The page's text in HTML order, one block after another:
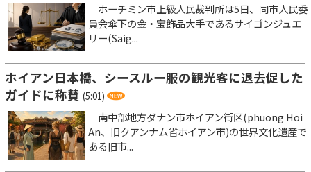
ホーチミン市上級人民裁判所は5日、同市人民委
員会傘下の金・宝飾品大手であるサイゴンジュエ
リー(Saig...
ホイアン日本橋、シースルー服の観光客に退去促した
ガイドに称賛 (5:01)
南中部地方ダナン市ホイアン街区(phuong Hoi
An、旧クアンナム省ホイアン市)の世界文化遺産で
ある旧市...